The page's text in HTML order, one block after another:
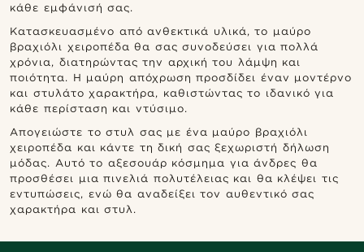
κάθε εμφάνισή σας.
Κατασκευασμένο από ανθεκτικά υλικά, το μαύρο
βραχιόλι χειροπέδα θα σας συνοδεύσει για πολλά
χρόνια, διατηρώντας την αρχική του λάμψη και
ποιότητα. Η μαύρη απόχρωση προσδίδει έναν μοντέρνο
και στυλάτο χαρακτήρα, καθιστώντας το ιδανικό για
κάθε περίσταση και ντύσιμο.
Απογειώστε το στυλ σας με ένα μαύρο βραχιόλι
χειροπέδα και κάντε τη δική σας ξεχωριστή δήλωση
μόδας. Αυτό το αξεσουάρ κόσμημα για άνδρες θα
προσθέσει μια πινελιά πολυτέλειας και θα κλέψει τις
εντυπώσεις, ενώ θα αναδείξει τον αυθεντικό σας
χαρακτήρα και στυλ.